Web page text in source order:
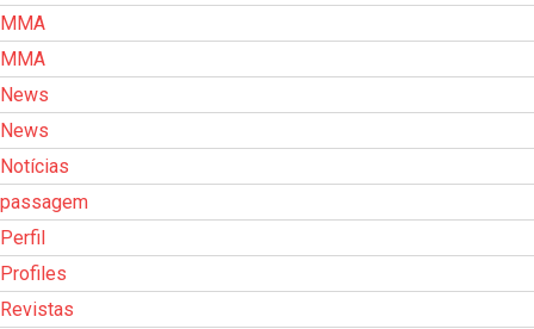
MMA
MMA
News
News
Notícias
passagem
Perfil
Profiles
Revistas